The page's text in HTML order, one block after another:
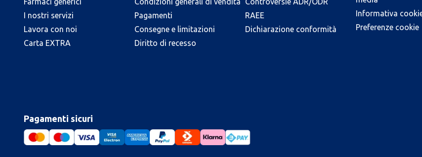
I nostri servizi
Lavora con noi
Carta EXTRA
Pagamenti
Consegne e limitazioni
Diritto di recesso
RAEE
Dichiarazione conformità
Informativa
Preferenze cookie
Pagamenti sicuri